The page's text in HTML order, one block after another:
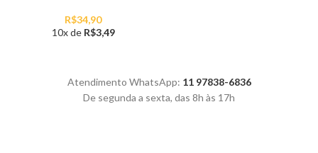
R$34,90
10x de R$3,49
Atendimento WhatsApp: 11 97838-6836
De segunda a sexta, das 8h às 17h